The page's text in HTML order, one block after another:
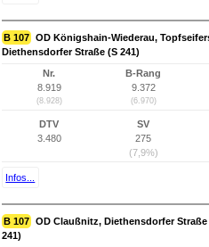
B 107 OD Königshain-Wiederau,
Diethensdorfer Straße (S 241)
Nr.
8.919
(8.928)
B-Rang
9.372
(6.970)
DTV
3.480
SV
275
(7,9%)
Infos...
B 107 OD Claußnitz, Diethensdorfer
241)